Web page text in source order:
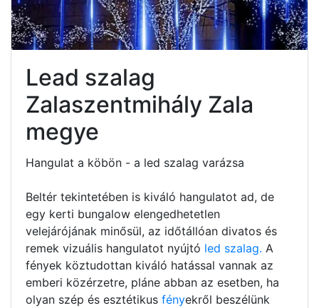
Lead szalag
Zalaszentmihály Zala
megye
Hangulat a köbön - a led szalag varázsa
Beltér tekintetében is kiváló hangulatot ad, de
egy kerti bungalow elengedhetetlen
velejárójának minősül, az időtállóan divatos és
remek vizuális hangulatot nyújtó led szalag. A
fények köztudottan kiváló hatással vannak az
emberi közérzetre, pláne abban az esetben, ha
olyan szép és esztétikus fényekről beszélünk